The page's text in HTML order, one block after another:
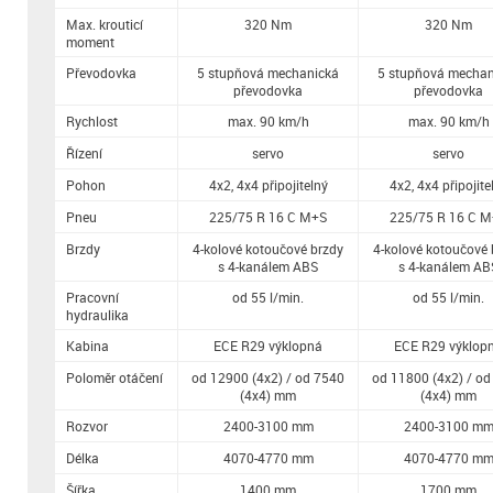
Max. krouticí
moment
Převodovka
Rychlost
Řízení
Pohon
Pneu
Brzdy
Pracovní
hydraulika
Kabina
Poloměr otáčení
Rozvor
Délka
320 Nm
320 Nm
5 stupňová mechanická
převodovka
5 stupňová
převodovka
max. 90 km/h
max. 90 km/h
servo
servo
4x2, 4x4 připojitelný
4x2, 4x4
225/75 R 16 C M+S
225/75 R 16 C
4-kolové kotoučové brzdy
s 4-kanálem ABS
4-kolové kotoučové
s 4-kanálem
od 55 l/min.
od 55 l/min.
ECE R29 výklopná
ECE R29
od 12900 (4x2) / od 7540
(4x4) mm
od 11800 (4x2) /
(4x4) mm
2400-3100 mm
2400-3100 mm
4070-4770 mm
4070-4770 mm